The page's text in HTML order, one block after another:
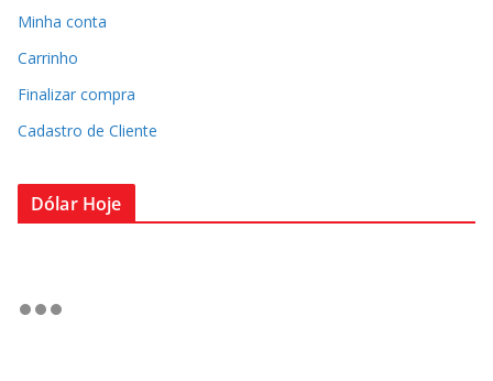
Minha conta
Carrinho
Finalizar compra
Cadastro de Cliente
Dólar Hoje